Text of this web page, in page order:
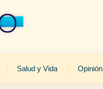
Salud y Vida Opinión